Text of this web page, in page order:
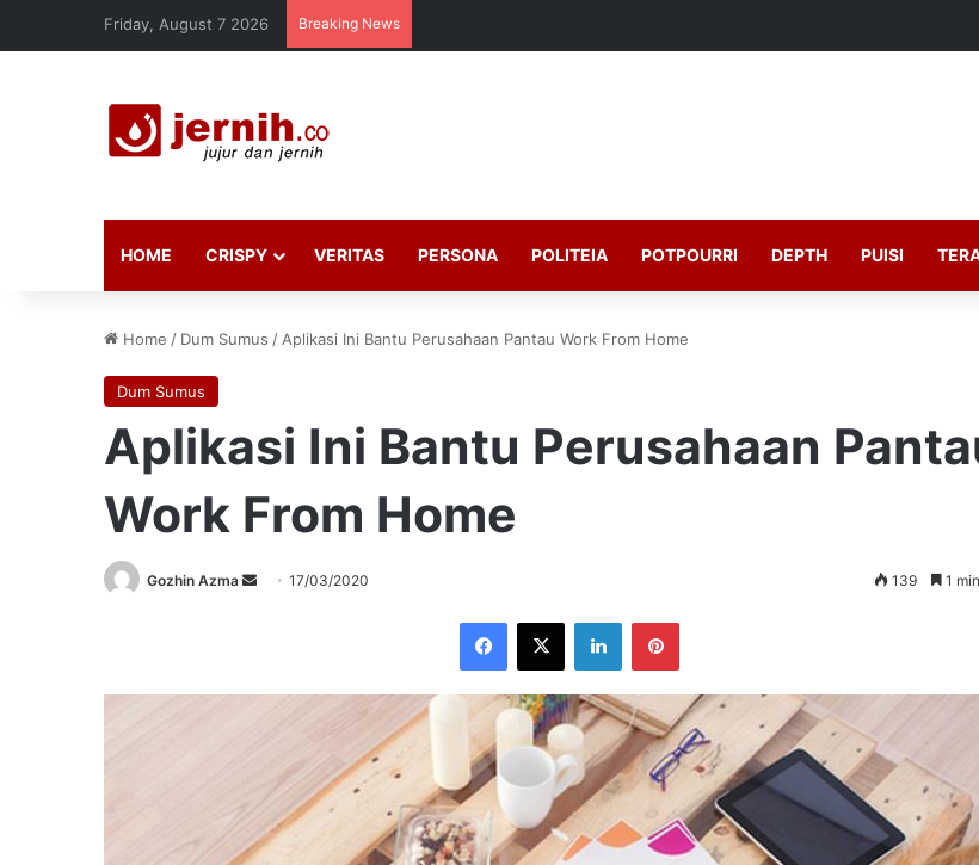
Friday, August 7 2026 Breaking News
HOME CRISPY VERITAS PERSONA POLITEIA POTPOURRI DEPTH PUISI
Home / Dum Sumus / Aplikasi Ini Bantu Perusahaan Pantau Work From Home
Dum Sumus
Aplikasi Ini Bantu Perusahaan
Work From Home
Gozhin Azma
Send17/03/2020 139 1
Facebook
X LinkedInPinterest